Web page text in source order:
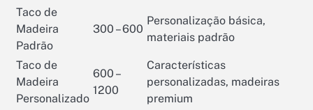
Taco de
Madeira
Padrão
300 – 600
Personalização básica,
materiais padrão
Taco de
Madeira
Personalizado
600 –
1200
Características
personalizadas, madeiras
premium